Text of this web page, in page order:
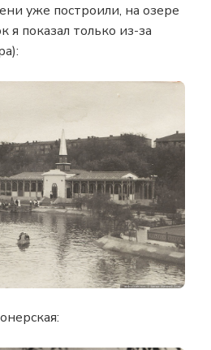
уже построили, на озере
показал только из-за